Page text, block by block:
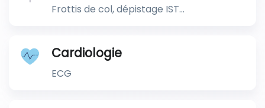
Frottis de col, dépistage IST...
Cardiologie
ECG